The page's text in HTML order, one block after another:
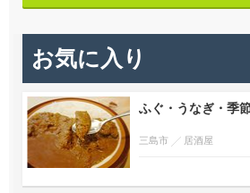
お気に入り
ふぐ・うなぎ・季
三島市 居酒屋